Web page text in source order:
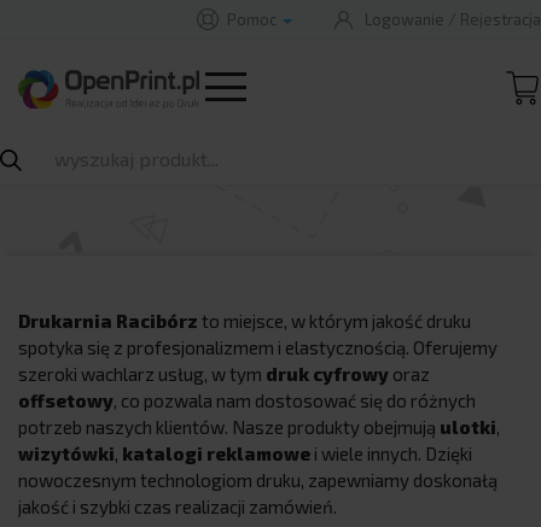
A
B
Rozwiń
Pomoc Logowanie Rejestracja
Drukarnia Racibórz - druk
cyfrowy i offsetowy -
Drukarnia Racibórz to miejsce, w którym jakość druku
spotyka się z profesjonalizmem i elastycznością. Oferujemy
szeroki wachlarz usług, w tym druk cyfrowy oraz
offsetowy, co pozwala nam dostosować się do różnych
potrzeb naszych klientów. Nasze produkty obejmują ulotki,
wizytówki, katalogi reklamowe i wiele innych. Dzięki
nowoczesnym technologiom druku, zapewniamy doskonałą
jakość i szybki czas realizacji zamówień.